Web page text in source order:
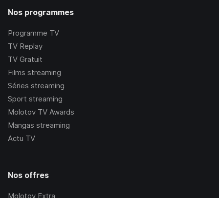
Nos programmes
Programme TV
TV Replay
TV Gratuit
Films streaming
Séries streaming
Sport streaming
Molotov TV Awards
Mangas streaming
Actu TV
Nos offres
Molotov Extra